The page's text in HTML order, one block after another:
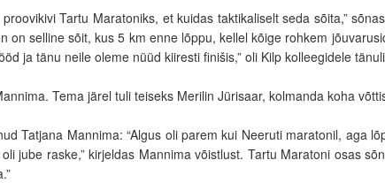
Tartu Maratoniks, et kuidas taktikaliselt seda sõita,”
on selline sõit, kus 5 km enne lõppu, kellel kõige rohkem
ja tänu neile oleme nüüd kiiresti finišis,” oli Kilp kolleegidele
Tema järel tuli teiseks Merilin Jürisaar, kolmanda koha
Tatjana Mannima: “Algus oli parem kui Neeruti maratonil,
jube raske,” kirjeldas Mannima võistlust. Tartu Maratoni osas